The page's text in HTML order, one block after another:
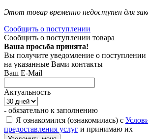
Этот товар временно недоступен для
Сообщить о поступлении
Сообщить о поступлении товара
Ваша просьба принята!
Вы получите уведомление о поступлении
на указанные Вами контакты
Ваш E-Mail
Актуальность
- обязательно к заполнению
Я ознакомился (ознакомилась) с
предоставления услуг и принимаю их